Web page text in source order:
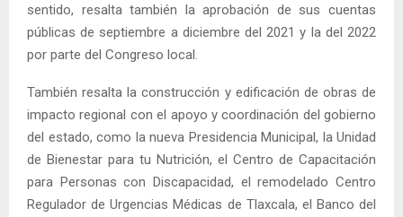
sentido, resalta también la aprobación de sus cuentas
públicas de septiembre a diciembre del 2021 y la del 2022
por parte del Congreso local.
También resalta la construcción y edificación de obras de
impacto regional con el apoyo y coordinación del gobierno
del estado, como la nueva Presidencia Municipal, la Unidad
de Bienestar para tu Nutrición, el Centro de Capacitación
para Personas con Discapacidad, el remodelado Centro
Regulador de Urgencias Médicas de Tlaxcala, el Banco del